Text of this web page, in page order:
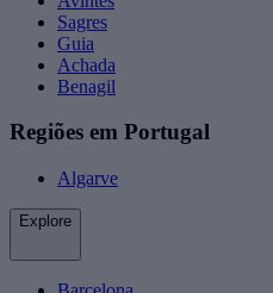
Sagres
Guia
Achada
Benagil
Regiões em Portugal
Algarve
Explore